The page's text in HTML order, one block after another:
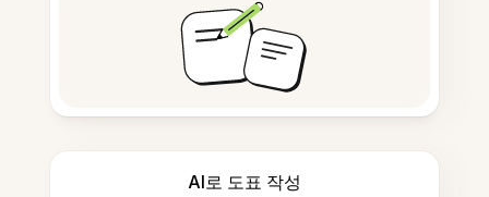
AI로 도표 작성